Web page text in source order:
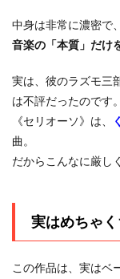
中身は非常に濃密で
音楽の「本質」だけ
実は、彼のラズモ三
は不評だったのです。
《セリオーソ》は、
曲。
だからこんなに厳し
実はめちゃ
この作品は、実はベ